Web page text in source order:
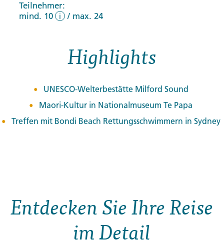
Teilnehmer:
mind. 10
i / max. 24
Highlights
UNESCO-Welterbestätte Milford Sound
Maori-Kultur in Nationalmuseum Te Papa
Treffen mit Bondi Beach Rettungsschwimmern in Sydney
Entdecken Sie Ihre Reise
im Detail